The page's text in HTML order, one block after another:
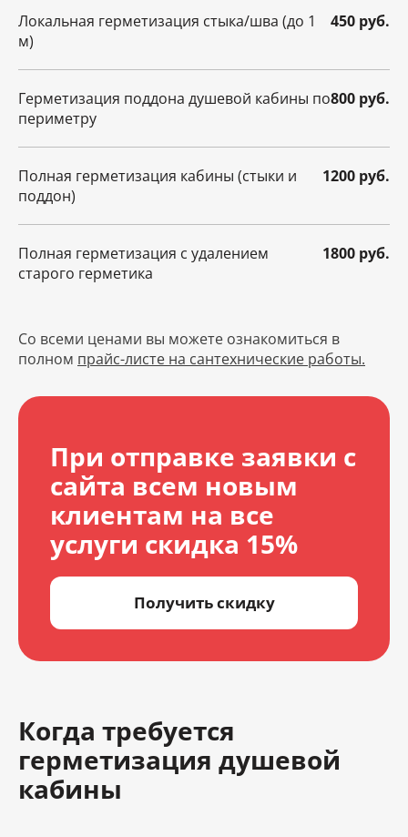
Локальная герметизация стыка/шва (до 1
м)
450 руб.
Герметизация поддона душевой кабины по
периметру
800 руб.
Полная герметизация кабины (стыки и
поддон)
1200 руб.
Полная герметизация с удалением
старого герметика
1800 руб.
Со всеми ценами вы можете ознакомиться в
полном прайс-листе на сантехнические работы.
При отправке заявки с
сайта всем новым
клиентам на все
услуги скидка 15%
Получить скидку
Когда требуется
герметизация душевой
кабины